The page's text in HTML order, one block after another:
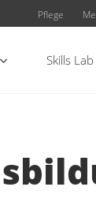
Pflege
Skills Lab